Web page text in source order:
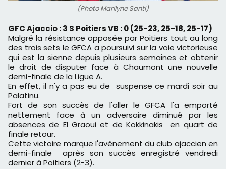
(Photo Marilyne Santi)
GFC Ajaccio : 3 S Poitiers VB : 0 (25-23, 25-18, 25-17)
Malgré la résistance opposée par Poitiers tout au long
des trois sets le GFCA a poursuivi sur la voie victorieuse
qui est la sienne depuis plusieurs semaines et obtenir
le droit de disputer face à Chaumont une nouvelle
demi-finale de la Ligue A.
En effet, il n'y a pas eu de suspense ce mardi soir au
Palatinu.
Fort de son succès de l'aller le GFCA l'a emporté
nettement face à un adversaire diminué par les
absences de El Graoui et de Kokkinakis en quart de
finale retour.
Cette victoire marque l'avènement du club ajaccien en
demi-finale après son succès enregistré vendredi
dernier à Poitiers (2-3).